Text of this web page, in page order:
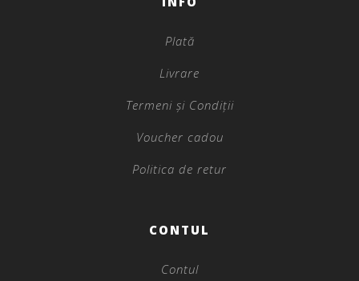
Plată
Livrare
Termeni și Condiții
Voucher cadou
Politica de retur
CONTUL
Contul